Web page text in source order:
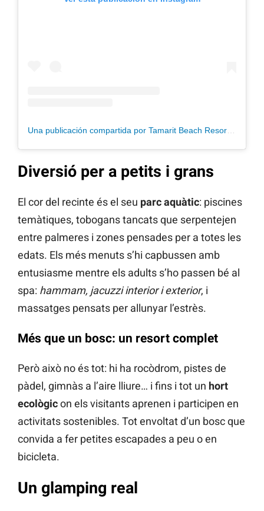
Una publicación compartida por Tamarit Beach Resort (@tamaritbeachresort)
Diversió per a petits i grans
El cor del recinte és el seu parc aquàtic: piscines
temàtiques, tobogans tancats que serpentejen
entre palmeres i zones pensades per a totes les
edats. Els més menuts s’hi capbussen amb
entusiasme mentre els adults s’ho passen bé al
spa: hammam, jacuzzi interior i exterior, i
massatges pensats per allunyar l’estrès.
Més que un bosc: un resort complet
Però això no és tot: hi ha rocòdrom, pistes de
pàdel, gimnàs a l’aire lliure… i fins i tot un hort
ecològicon els visitants aprenen i participen en
activitats sostenibles. Tot envoltat d’un bosc que
convida a fer petites escapades a peu o en
bicicleta.
Un glamping real